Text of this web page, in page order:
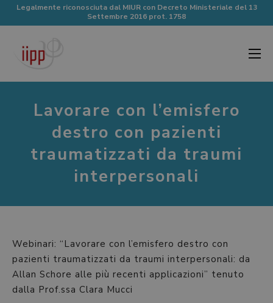
Legalmente riconosciuta dal MIUR con Decreto Ministeriale del 13
Settembre 2016 prot. 1758
Lavorare con l’emisfero
destro con pazienti
traumatizzati da traumi
interpersonali
Webinari: “Lavorare con l’emisfero destro con
pazienti traumatizzati da traumi interpersonali: da
Allan Schore alle più recenti applicazioni” tenuto
dalla Prof.ssa Clara Mucci